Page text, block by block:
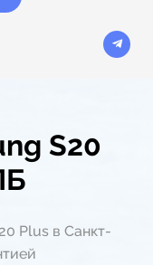
S20
Plus в Санкт-